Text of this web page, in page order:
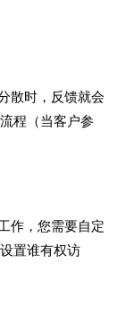
散时，反馈就会
程（当客户参
作，您需要自定
置谁有权访